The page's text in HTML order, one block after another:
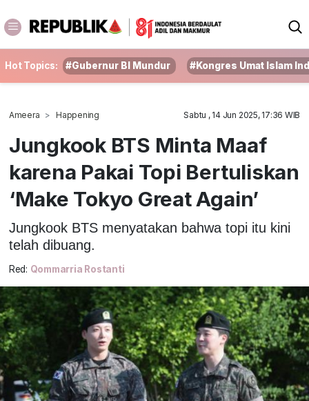
Hot Topics: #Gubernur BI Mundur #Kongres Umat Islam
Ameera Happening Sabtu , 14 Jun 2025, 17:36 WIB
Jungkook BTS Minta Maaf
karena Pakai Topi Bertuliskan
‘Make Tokyo Great Again’
Jungkook BTS menyatakan bahwa topi itu kini
telah dibuang.
Red: Qommarria Rostanti